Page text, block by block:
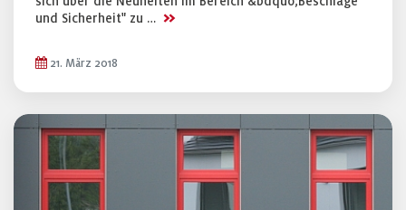
und Sicherheit" zu … >>
21. März 2018